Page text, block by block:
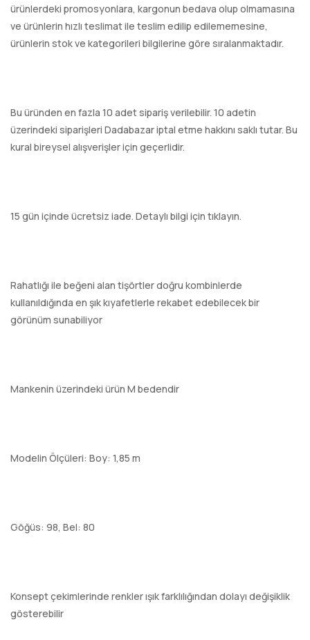
ürünlerdeki promosyonlara, kargonun bedava olup olmamasına
ve ürünlerin hızlı teslimat ile teslim edilip edilememesine,
ürünlerin stok ve kategorileri bilgilerine göre sıralanmaktadır.
Bu üründen en fazla 10 adet sipariş verilebilir. 10 adetin
üzerindeki siparişleri Dadabazar iptal etme hakkını saklı tutar. Bu
kural bireysel alışverişler için geçerlidir.
15 gün içinde ücretsiz iade. Detaylı bilgi için tıklayın.
Rahatlığı ile beğeni alan tişörtler doğru kombinlerde
kullanıldığında en şık kıyafetlerle rekabet edebilecek bir
görünüm sunabiliyor
Mankenin üzerindeki ürün M bedendir
Modelin Ölçüleri: Boy: 1,85 m
Göğüs: 98, Bel: 80
Konsept çekimlerinde renkler ışık farklılığından dolayı değişiklik
gösterebilir